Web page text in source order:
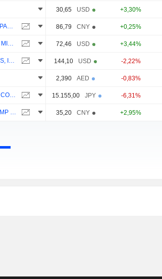
30,65 USD +3,30%
ZANGGE MINING COMPANY LIMITED 86,79 CNY +0,25%
SOCIEDAD QUÍMICA Y MINERA DE CHILE S.A. 72,46 USD +3,44%
DUPONT DE NEMOURS, INC. 144,10 USD -2,22%
2,390 AED -0,83%
RESONAC HOLDINGS CORPORATION 15.155,00 JPY -6,31%
CHONGQING POLYCOMP INTERNATIONAL CORPORATION 35,20 CNY +2,95%